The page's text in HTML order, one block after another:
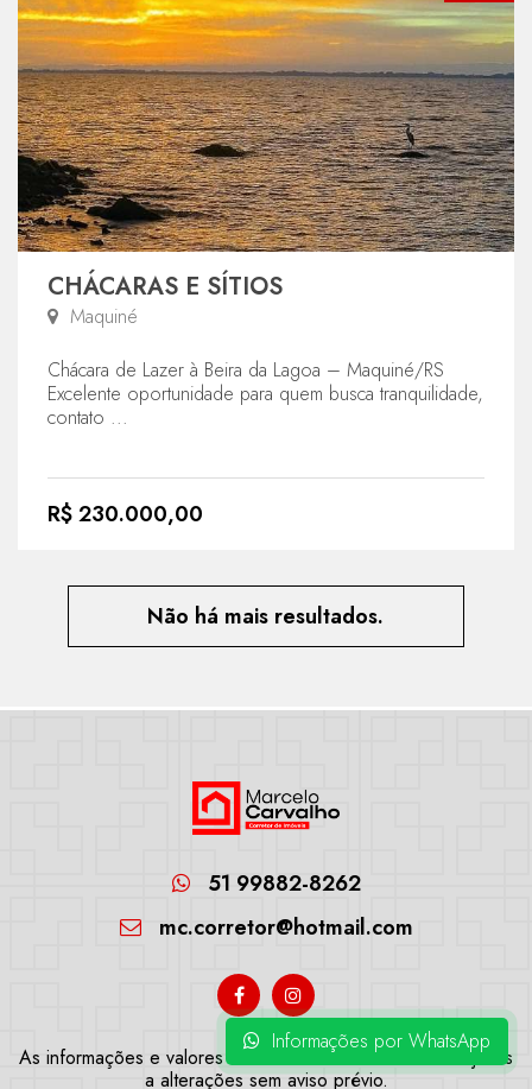
CHÁCARAS E SÍTIOS
Maquiné
Chácara de Lazer à Beira da Lagoa – Maquiné/RS
Excelente oportunidade para quem busca tranquilidade,
contato ...
R$ 230.000,00
Não há mais resultados.
51 99882-8262
mc.corretor@hotmail.com
As informações e valores de imóveis deste site estão sujeitas
a alterações sem aviso prévio.
Informações por WhatsApp